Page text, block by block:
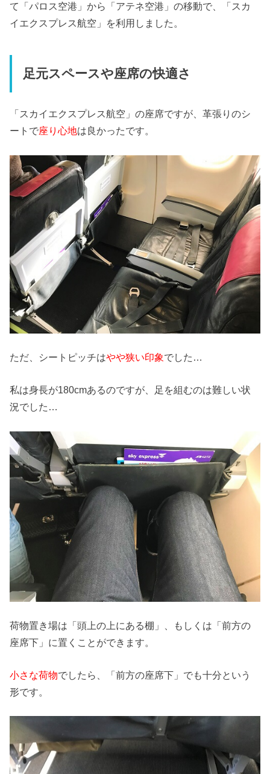
て「パロス空港」から「アテネ空港」の移動で、「スカ
イエクスプレス航空」を利用しました。
足元スペースや座席の快適さ
「スカイエクスプレス航空」の座席ですが、革張りのシ
ートで座り心地は良かったです。
ただ、シートピッチはやや狭い印象でした…
私は身長が180cmあるのですが、足を組むのは難しい状
況でした…
荷物置き場は「頭上の上にある棚」、もしくは「前方の
座席下」に置くことができます。
小さな荷物でしたら、「前方の座席下」でも十分という
形です。